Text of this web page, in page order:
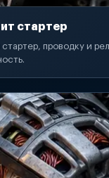
стартер
проводку и